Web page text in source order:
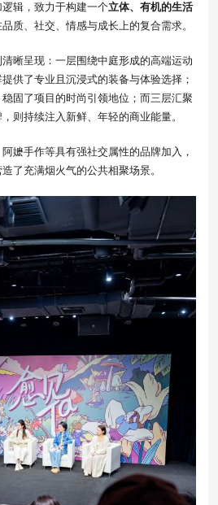
辑，致力于构建一个立体、有机的生活
质、社交、情感与成长上的复合需求。
晰呈现：一层围绕中庭形成的高端运动
供了专业且沉浸式的装备与体验选择；
固了项目的时尚引领地位；而三层汇聚
则持续注入新鲜、年轻的商业能量。
嬷手作等具有强社交属性的品牌加入，
了充满烟火气的公共相聚场景。